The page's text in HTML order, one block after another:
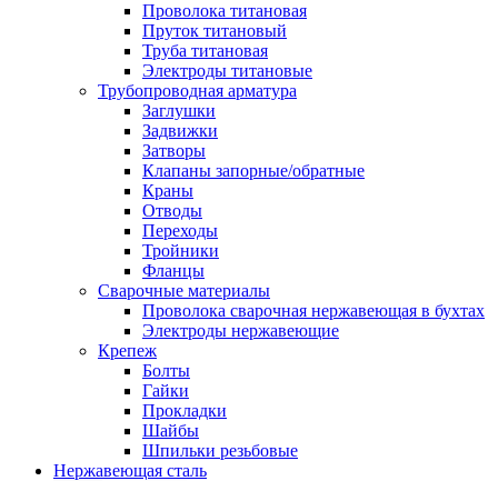
Проволока титановая
Пруток титановый
Труба титановая
Электроды титановые
Трубопроводная арматура
Заглушки
Задвижки
Затворы
Клапаны запорные/обратные
Краны
Отводы
Переходы
Тройники
Фланцы
Сварочные материалы
Проволока сварочная нержавеющая в бухтах
Электроды нержавеющие
Крепеж
Болты
Гайки
Прокладки
Шайбы
Шпильки резьбовые
Нержавеющая сталь